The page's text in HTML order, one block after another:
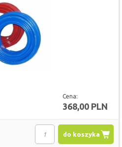
Cena:
368,00 PLN
do koszyka